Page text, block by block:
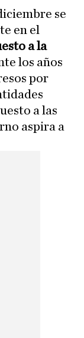
se
en el
a la
los años
por
a las
aspira a